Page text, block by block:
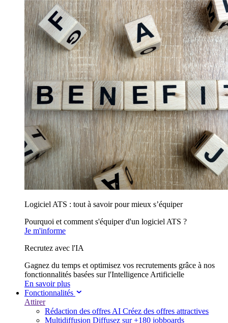
Logiciel ATS : tout à savoir pour mieux s’équiper
Pourquoi et comment s'équiper d'un logiciel ATS ?
Je m'informe
Recrutez avec l'IA
Gagnez du temps et optimisez vos recrutements grâce à nos
fonctionnalités basées sur l'Intelligence Artificielle
En savoir plus
Fonctionnalités
Attirer
Rédaction des offres AI Créez des offres attractives
Multidiffusion Diffusez sur +180 jobboards